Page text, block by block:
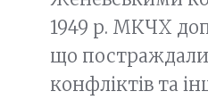
1949 р. МКЧХ
що
конфліктів та